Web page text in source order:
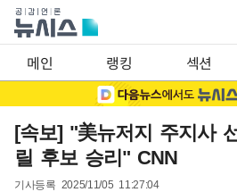
메인 랭킹 섹션
[속보] "美뉴저지 주지사
릴 후보 승리" CNN
기사등록 2025/11/05 11:27:04